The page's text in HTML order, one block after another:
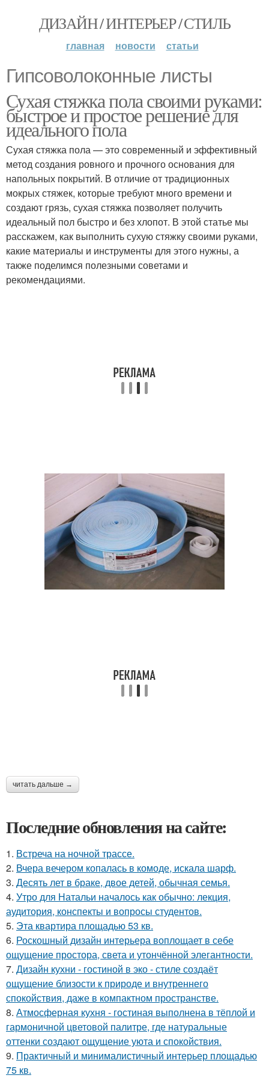
ДИЗАЙН / ИНТЕРЬЕР / СТИЛЬ
главная новости статьи
Гипсоволоконные листы
Сухая стяжка пола своими руками:
быстрое и простое решение для
идеального пола
Сухая стяжка пола — это современный и эффективный
метод создания ровного и прочного основания для
напольных покрытий. В отличие от традиционных
мокрых стяжек, которые требуют много времени и
создают грязь, сухая стяжка позволяет получить
идеальный пол быстро и без хлопот. В этой статье мы
расскажем, как выполнить сухую стяжку своими руками,
какие материалы и инструменты для этого нужны, а
также поделимся полезными советами и
рекомендациями.
читать дальше →
Последние обновления на сайте:
1. Встреча на ночной трассе.
2. Вчера вечером копалась в комоде, искала шарф.
3. Десять лет в браке, двое детей, обычная семья.
4. Утро для Натальи началось как обычно: лекция,
аудитория, конспекты и вопросы студентов.
5. Эта квартира площадью 53 кв.
6. Роскошный дизайн интерьера воплощает в себе
ощущение простора, света и утончённой элегантности.
7. Дизайн кухни - гостиной в эко - стиле создаёт
ощущение близости к природе и внутреннего
спокойствия, даже в компактном пространстве.
8. Атмосферная кухня - гостиная выполнена в тёплой и
гармоничной цветовой палитре, где натуральные
оттенки создают ощущение уюта и спокойствия.
9. Практичный и минималистичный интерьер площадью
75 кв.